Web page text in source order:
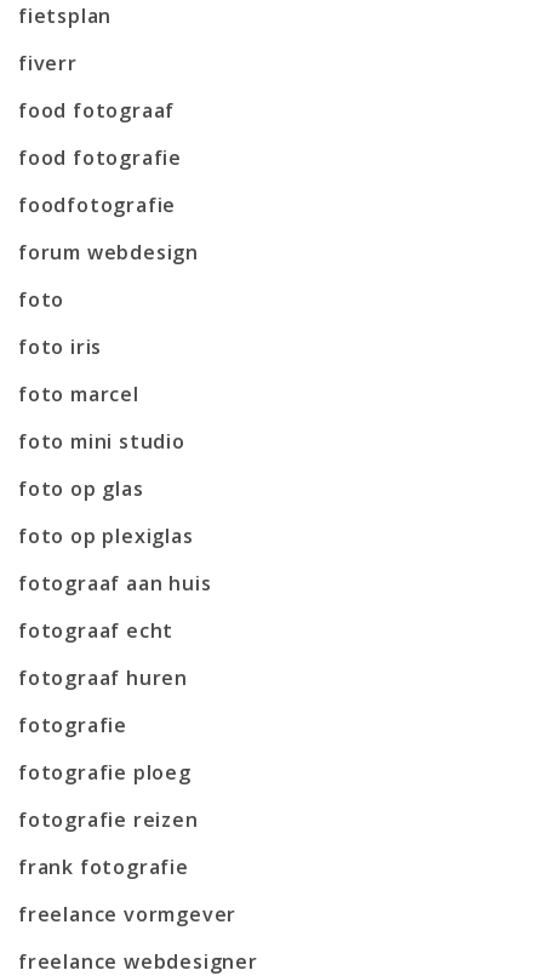
fietsplan
fiverr
food fotograaf
food fotografie
foodfotografie
forum webdesign
foto
foto iris
foto marcel
foto mini studio
foto op glas
foto op plexiglas
fotograaf aan huis
fotograaf echt
fotograaf huren
fotografie
fotografie ploeg
fotografie reizen
frank fotografie
freelance vormgever
freelance webdesigner